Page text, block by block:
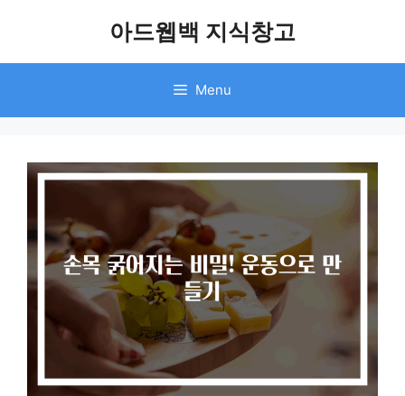
아드웹백 지식창고
Menu